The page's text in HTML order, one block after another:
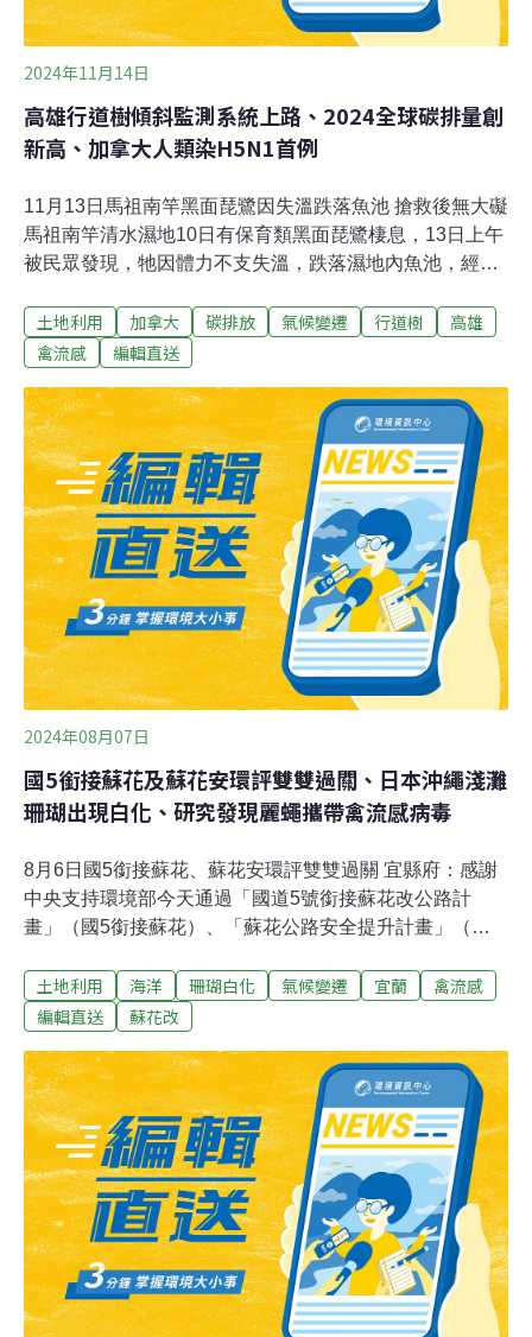
2024年11月14日
高雄行道樹傾斜監測系統上路、2024全球碳排量創
新高、加拿大人類染H5N1首例
11月13日馬祖南竿黑面琵鷺因失溫跌落魚池 搶救後無大礙
馬祖南竿清水濕地10日有保育類黑面琵鷺棲息，13日上午
被民眾發現，牠因體力不支失溫，跌落濕地內魚池，經搶
發現於南竿鄉清水濕地棲息與覓食，在地鳥友指出，黑面
琵鷺出現在南竿十分罕見，應受颱風影響到此棲息。（中
務局試辦行道樹傾斜監測系統，運用智慧科技和數據分
析，對樹木進行全天候風險控管；工務局長楊欽富指出，
第一波設置20處，建立雲端資料庫並對數據進行長期分
析，後續會依試辦結果，再擴增100處。（自由時報報
導）
土地利用 加拿大 碳排放 氣候變遷 行道樹
高雄
禽流感
編輯直送
2024年08月07日
國5銜接蘇花及蘇花安環評雙雙過關、日本沖繩淺灘
珊瑚出現白化、研究發現麗蠅攜帶禽流感病毒
8月6日國5銜接蘇花、蘇花安環評雙雙過關 宜縣府：感謝
中央支持環境部今天通過「國道5號銜接蘇花改公路計
畫」（國5銜接蘇花）、「蘇花公路安全提升計畫」（蘇
政府晚間發布新聞稿表示，感謝中央協助與支持。針對國
5銜接蘇花，高公局指出，已與當地居民協調、更新施工
由時報、中央社報導）7件大型開發案「圍攻」七星潭 花
蓮縣府：依法審查中新東陽、吸引力兩大集團旗下7間公
司，搶在國土計畫法上路前向花蓮縣政府提出興建事業計
畫書，打算在七星潭風景區周邊興建7家大型度假村，被
形容「圍攻」七星潭。縣府表示，7案目前都還在審查
中，對於環團質疑其中部分開發案有規避環評之嫌，縣府
表示一定依照相關規定辦理。（聯合報報導）
土地利用 海洋 珊瑚白化 氣候變遷 宜蘭
禽流感
編輯直送
蘇花改